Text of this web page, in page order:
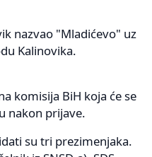
nazvao "Mladićevo" uz
Kalinovika.
komisija BiH koja će se
nakon prijave.
su tri prezimenjaka.